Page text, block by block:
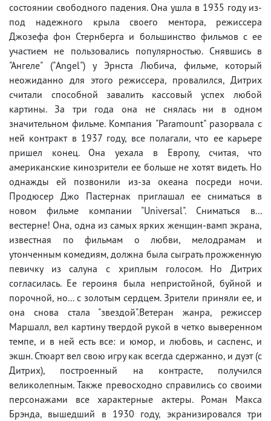
состоянии свободного падения. Она ушла в 1935 году из-
под надежного крыла своего ментора, режиссера
Джозефа фон Стернберга и большинство фильмов с ее
участием не пользовались популярностью. Снявшись в
"Ангеле" ("Angel") у Эрнста Любича, фильме, который
неожиданно для этого режиссера, провалился, Дитрих
считали способной завалить кассовый успех любой
картины. За три года она не снялась ни в одном
значительном фильме. Компания "Paramount" разорвала с
ней контракт в 1937 году, все полагали, что ее карьере
пришел конец. Она уехала в Европу, считая, что
американские кинозрители ее больше не хотят видеть. Но
однажды ей позвонили из-за океана посреди ночи.
Продюсер Джо Пастернак приглашал ее сниматься в
новом фильме компании "Universal". Сниматься в...
вестерне! Она, одна из самых ярких женщин-вамп экрана,
известная по фильмам о любви, мелодрамам и
утонченным комедиям, должна была сыграть прожженную
певичку из салуна с хриплым голосом. Но Дитрих
согласилась. Ее героиня была непристойной, буйной и
порочной, но... с золотым сердцем. Зрители приняли ее, и
она снова стала "звездой".Ветеран жанра, режиссер
Маршалл, вел картину твердой рукой в четко выверенном
темпе, и в ней есть все: и юмор, и любовь, и саспенс, и
экшн. Стюарт вел свою игру как всегда сдержанно, и дуэт (с
Дитрих), построенный на контрасте, получился
великолепным. Также превосходно справились со своими
персонажами все характерные актеры. Роман Макса
Брэнда, вышедший в 1930 году, экранизировался три